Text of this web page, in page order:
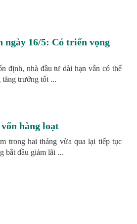
16/5: Có triển vọng
định, nhà đầu tư dài hạn vẫn có thể
trưởng tốt ...
hàng loạt
trong hai tháng vừa qua lại tiếp tục
bắt đầu giảm lãi ...